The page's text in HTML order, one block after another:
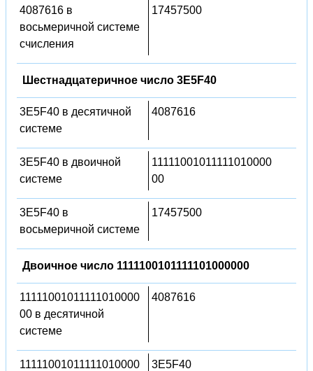
4087616 в
восьмеричной системе
счисления
17457500
Шестнадцатеричное число 3E5F40
3E5F40 в десятичной
системе
4087616
3E5F40 в двоичной
системе
11111001011111010000
00
3E5F40 в
восьмеричной системе
17457500
Двоичное число 1111100101111101000000
11111001011111010000
00 в десятичной
системе
4087616
11111001011111010000
3E5F40